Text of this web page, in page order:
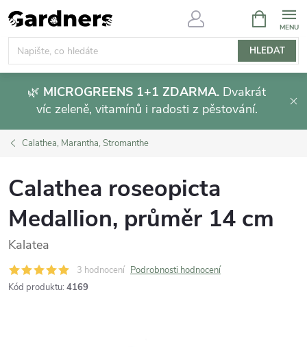
Přejít
na
obsah
HLEDAT
NÁKUPNÍ
KOŠÍK
🌿 MICROGREENS 1+1 ZDARMA. Dvakrát
víc zeleně, vitamínů i radosti z pěstování.
Calathea, Marantha, Stromanthe
Calathea roseopicta
Medallion, průměr 14 cm
Kalatea
3 hodnocení Podrobnosti hodnocení
Kód produktu: 4169